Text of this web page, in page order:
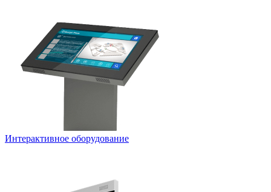
Интерактивное оборудование